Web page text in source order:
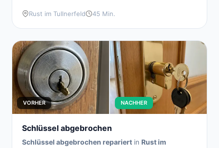
Rust im Tullnerfeld 45 Min.
VORHER NACHHER
Schlüssel abgebrochen
Schlüssel abgebrochen repariert in Rust im